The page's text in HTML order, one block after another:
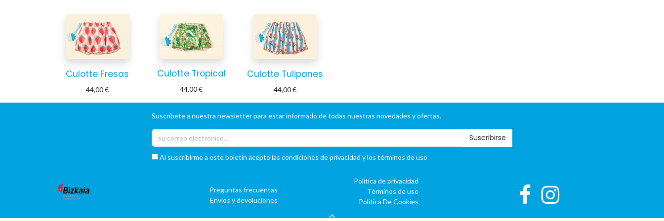
Culotte Fresas
44,00€
Culotte Tropical
44,00€
Culotte Tulipanes
44,00€
Suscríbete a nuestra newsletter para estar informado de todas nuestras novedades y ofertas.
Suscribirse
Al suscribirme a este boletín acepto las condiciones de privacidad y los términos de uso
Preguntas frecuentas
Envíos y devoluciones
Política de privacidad
Términos de uso
Política De Cookies